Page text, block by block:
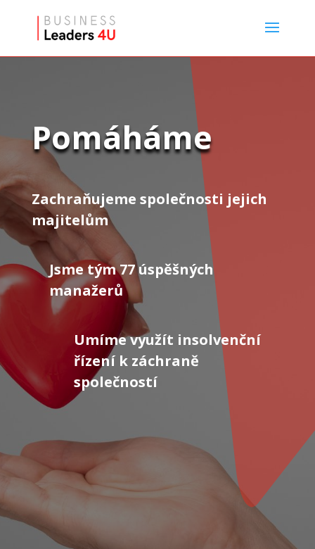
Pomáháme
Zachraňujeme společnosti jejich
majitelům
Jsme tým 77 úspěšných
manažerů
Umíme využít insolvenční
řízení k záchraně
společností